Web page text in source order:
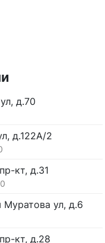
д.70
д.122А/2
кт, д.31
Муратова ул, д.6
кт, д.28